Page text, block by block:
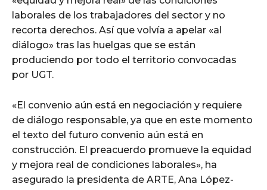
laborales de los trabajadores del sector y no
recorta derechos. Así que volvía a apelar «al
diálogo» tras las huelgas que se están
produciendo por todo el territorio convocadas
por UGT.
«El convenio aún está en negociación y requiere
de diálogo responsable, ya que en este momento
el texto del futuro convenio aún está en
construcción. El preacuerdo promueve la equidad
y mejora real de condiciones laborales», ha
asegurado la presidenta de ARTE, Ana López-